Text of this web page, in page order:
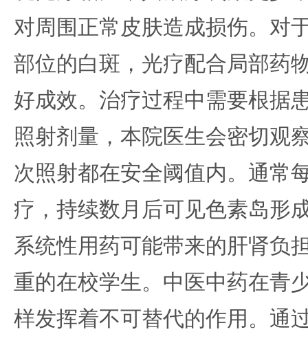
对周围正常皮肤造成损伤。对
部位的白斑，光疗配合局部药
好成效。治疗过程中需要根据
照射剂量，本院医生会密切观
次照射都在安全阈值内。通常
疗，持续数月后可见色素岛形
系统性用药可能带来的肝肾负
重的在校学生。中医中药在青
样发挥着不可替代的作用。通